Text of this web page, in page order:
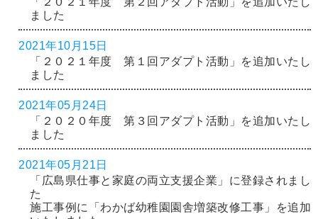
ました
2021年10月15日
「２０２１年度 第１回アダプト活動」を追加いたし
ました
2021年05月24日
「２０２０年度 第３回アダプト活動」を追加いたし
ました
2021年05月21日
「広島県仕事と家庭の両立支援企業」に登録されまし
た
施工事例に「わかば幼稚園園舎増築改修工事」を追加